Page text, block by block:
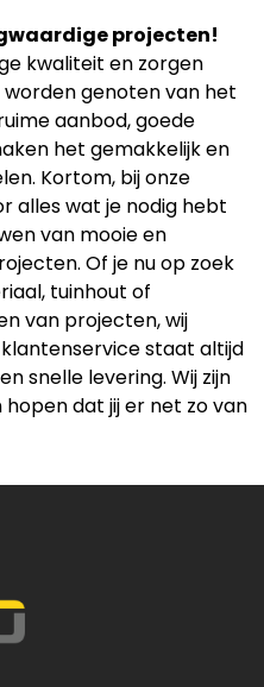
projecten!
kwaliteit en zorgen
genoten van het
aanbod, goede
het gemakkelijk en
Kortom, bij onze
alles wat je nodig hebt
van mooie en
Of je nu op zoek
tuinhout of
van projecten, wij
staat altijd
snelle levering. Wij zijn
dat jij er net zo van